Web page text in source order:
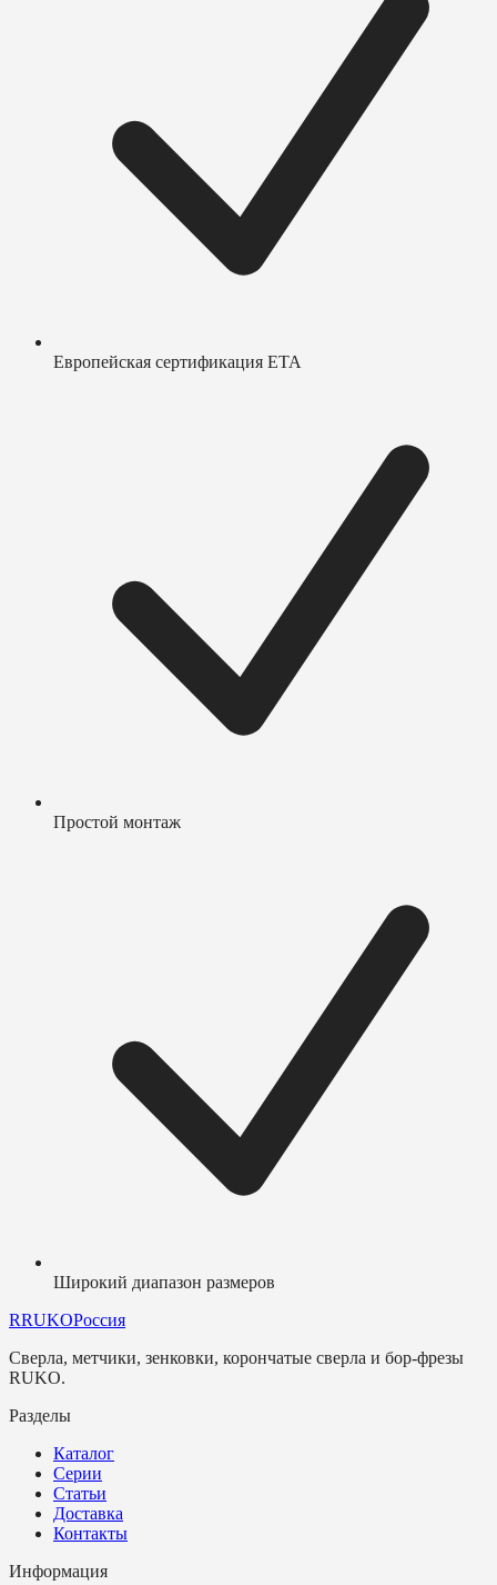
Европейская сертификация ETA
Простой монтаж
Широкий диапазон размеров
RRUKOРоссия
Сверла, метчики, зенковки, корончатые сверла и бор-фрезы
RUKO.
Разделы
Каталог
Серии
Статьи
Доставка
Контакты
Информация